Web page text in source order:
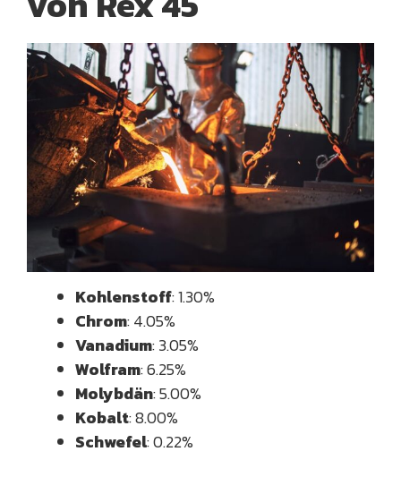
Kohlenstoff: 1.30%
Chrom: 4.05%
Vanadium: 3.05%
Wolfram: 6.25%
Molybdän: 5.00%
Kobalt: 8.00%
Schwefel: 0.22%